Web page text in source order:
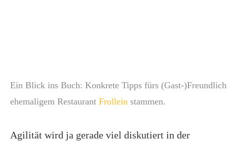
Ein Blick ins Buch: Konkrete Tipps fürs (Gast-
ehemaligem Restaurant Frollein stammen.
Agilität wird ja gerade viel diskutiert in der